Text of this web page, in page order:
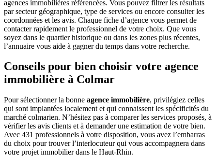
agences immobilières référencées. Vous pouvez filtrer les résultats
par secteur géographique, type de services ou encore consulter les
coordonnées et les avis. Chaque fiche d’agence vous permet de
contacter rapidement le professionnel de votre choix. Que vous
soyez dans le quartier historique ou dans les zones plus récentes,
l’annuaire vous aide à gagner du temps dans votre recherche.
Conseils pour bien choisir votre agence
immobilière à Colmar
Pour sélectionner la bonne agence immobilière, privilégiez celles
qui sont implantées localement et qui connaissent les spécificités du
marché colmarien. N’hésitez pas à comparer les services proposés, à
vérifier les avis clients et à demander une estimation de votre bien.
Avec 431 professionnels à votre disposition, vous avez l’embarras
du choix pour trouver l’interlocuteur qui vous accompagnera dans
votre projet immobilier dans le Haut-Rhin.